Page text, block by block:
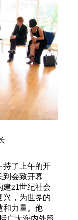
持了上午的开
到会致开幕
21世纪社会
兴，为世界的
和力量。他